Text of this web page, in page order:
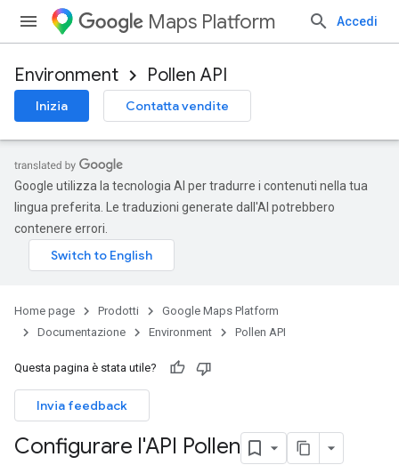
Maps Platform Accedi
Environment Pollen API
Inizia Contatta vendite
Google utilizza la tecnologia AI per tradurre i contenuti nella tua
lingua preferita. Le traduzioni generate dall'AI potrebbero
contenere errori.
Home page Prodotti
Google Maps Platform
Documentazione
Environment Pollen API
Questa pagina è stata utile?
Invia feedback
Configurare l'API Pollen